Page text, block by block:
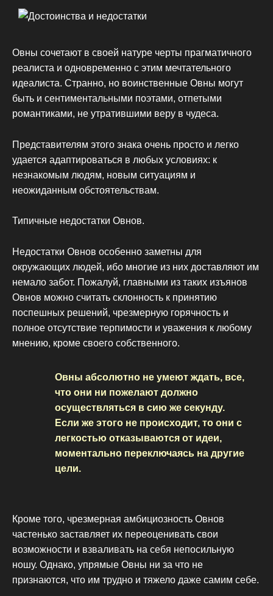
Овны сочетают в своей натуре черты прагматичного
реалиста и одновременно с этим мечтательного
идеалиста. Странно, но воинственные Овны могут
быть и сентиментальными поэтами, отпетыми
романтиками, не утратившими веру в чудеса.
Представителям этого знака очень просто и легко
удается адаптироваться в любых условиях: к
незнакомым людям, новым ситуациям и
неожиданным обстоятельствам.
Типичные недостатки Овнов.
Недостатки Овнов особенно заметны для
окружающих людей, ибо многие из них доставляют им
немало забот. Пожалуй, главными из таких изъянов
Овнов можно считать склонность к принятию
поспешных решений, чрезмерную горячность и
полное отсутствие терпимости и уважения к любому
мнению, кроме своего собственного.
Овны абсолютно не умеют ждать, все,
что они ни пожелают должно
осуществляться в сию же секунду.
Если же этого не происходит, то они с
легкостью отказываются от идеи,
моментально переключаясь на другие
цели.
Кроме того, чрезмерная амбициозность Овнов
частенько заставляет их переоценивать свои
возможности и взваливать на себя непосильную
ношу. Однако, упрямые Овны ни за что не
признаются, что им трудно и тяжело даже самим себе.